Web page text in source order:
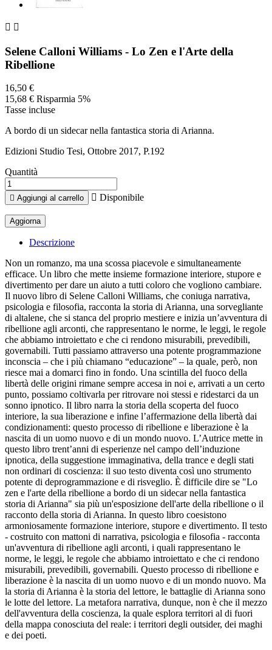
 
Selene Calloni Williams - Lo Zen e l'Arte della
Ribellione
16,50 €
15,68 € Risparmia 5%
Tasse incluse
A bordo di un sidecar nella fantastica storia di Arianna.
Edizioni Studio Tesi, Ottobre 2017, P.192
Quantità
 Aggiungi al carrello  Disponibile
Descrizione
Non un romanzo, ma una scossa piacevole e simultaneamente
efficace. Un libro che mette insieme formazione interiore, stupore e
divertimento per dare un aiuto a tutti coloro che vogliono cambiare.
Il nuovo libro di Selene Calloni Williams, che coniuga narrativa,
psicologia e filosofia, racconta la storia di Arianna, una sorvegliante
di altalene, che si stanca del proprio mestiere e inizia un’avventura di
ribellione agli arconti, che rappresentano le norme, le leggi, le regole
che abbiamo introiettato e che ci rendono misurabili, prevedibili,
governabili. Tutti passiamo attraverso una potente programmazione
inconscia – che i più chiamano “educazione” – la quale, però, non
riesce mai a domarci fino in fondo. Una scintilla del fuoco della
libertà delle origini rimane sempre accesa in noi e, arrivati a un certo
punto, possiamo coltivarla per ritrovare noi stessi e ridestarci da un
sonno ipnotico. Il libro narra la storia della scoperta del fuoco
interiore, la sua liberazione e infine l’affermazione della libertà dai
condizionamenti: questo processo di ribellione e liberazione è la
nascita di un uomo nuovo e di un mondo nuovo. L’Autrice mette in
questo libro trent’anni di esperienze nel campo dell’induzione
ipnotica, della suggestione immaginativa, della trance e degli stati
non ordinari di coscienza: il suo testo diventa così uno strumento
potente di deprogrammazione e di risveglio. È difficile dire se "Lo
zen e l'arte della ribellione a bordo di un sidecar nella fantastica
storia di Arianna" sia più un'esposizione dell'arte della ribellione o il
racconto della storia di Arianna. In questo libro coesistono
armoniosamente formazione interiore, stupore e divertimento. Il testo
- costruito con mattoni di narrativa, psicologia e filosofia - racconta
un'avventura di ribellione agli arconti, i quali rappresentano le
norme, le leggi, le regole che abbiamo introiettato e che ci rendono
misurabili, prevedibili, governabili. Questo processo di ribellione e
liberazione è la nascita di un uomo nuovo e di un mondo nuovo. Ma
la storia di Arianna è la storia del lettore, le battaglie di Arianna sono
le lotte del lettore. La metafora narrativa, dunque, non è che il mezzo
dell'avventura della coscienza, la quale esplora territori al di fuori
della mappa conosciuta del reale: i territori degli outsider, dei maghi
e dei poeti.